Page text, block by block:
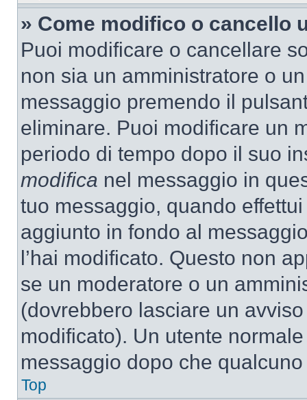
» Come modifico o cancello
Puoi modificare o cancellare
non sia un amministratore o
messaggio premendo il
eliminare. Puoi modificare un
periodo di tempo dopo il suo
modifica nel messaggio in
tuo messaggio, quando
aggiunto in fondo al
l’hai modificato. Questo non
se un moderatore o un
(dovrebbero lasciare un
modificato). Un utente
messaggio dopo che
Top